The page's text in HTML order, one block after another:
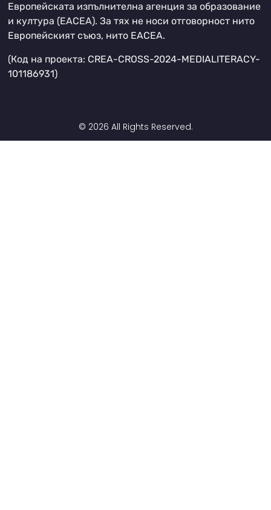
Европейската изпълнителна агенция за образование
и култура (EACEA). За тях не носи отговорност нито
Европейският съюз, нито EACEA.
(Код на проекта: CREA-CROSS-2024-MEDIALITERACY-
101186931)
© 2026 All Rights Reserved.